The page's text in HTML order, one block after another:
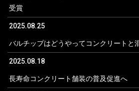
受賞
2025.08.25
バルチップはどうやってコンクリートと
2025.08.18
長寿命コンクリート舗装の普及促進へ